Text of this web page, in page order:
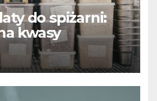
do spiżarni:
kwasy